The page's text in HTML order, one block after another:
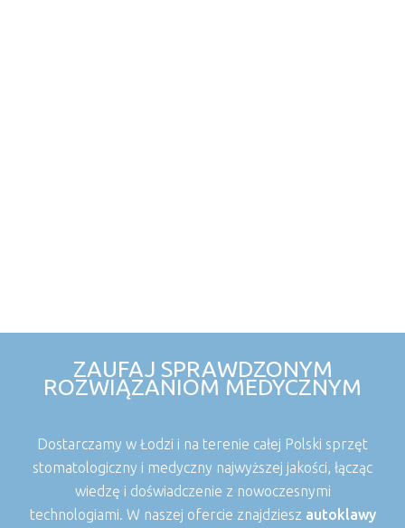
ZAUFAJ SPRAWDZONYM
ROZWIĄZANIOM MEDYCZNYM
Dostarczamy w Łodzi i na terenie całej Polski sprzęt
stomatologiczny i medyczny najwyższej jakości, łącząc
wiedzę i doświadczenie z nowoczesnymi
technologiami. W naszej ofercie znajdziesz autoklawy